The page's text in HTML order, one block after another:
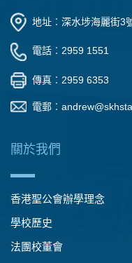
地址︰深水埗海麗街3
電話︰2959 1551
傳真︰2959 6353
電郵︰
關於我們
香港聖公會辦學理念
學校歷史
法團校董會